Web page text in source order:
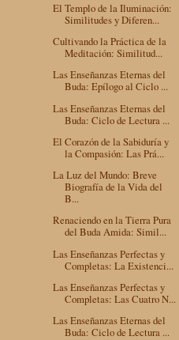
El Templo de la Iluminación:
Similitudes y Diferen...
Cultivando la Práctica de la
Meditación: Similitud...
Las Enseñanzas Eternas del
Buda: Epílogo al Ciclo ...
Las Enseñanzas Eternas del
Buda: Ciclo de Lectura ...
El Corazón de la Sabiduría y
la Compasión: Las Prá...
La Luz del Mundo: Breve
Biografía de la Vida del
B...
Renaciendo en la Tierra Pura
del Buda Amida: Simil...
Las Enseñanzas Perfectas y
Completas: La Existenci...
Las Enseñanzas Perfectas y
Completas: Las Cuatro N...
Las Enseñanzas Eternas del
Buda: Ciclo de Lectura ...